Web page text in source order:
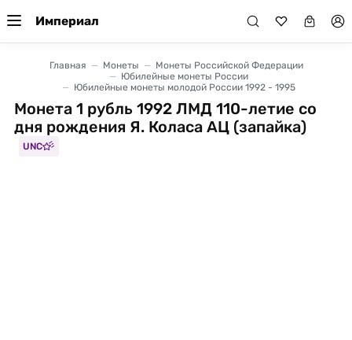
Империал
Главная Монеты
Монеты Российской Федерации
Юбилейные монеты России
Юбилейные монеты молодой России 1992 - 1995
Монета 1 рубль 1992 ЛМД 110-летие со
дня рождения Я. Коласа АЦ (запайка)
UNC